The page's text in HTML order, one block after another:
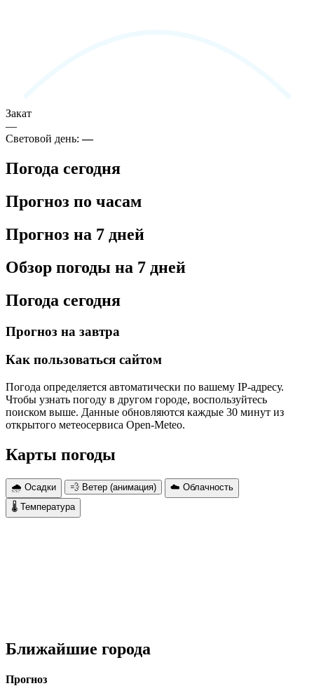
Закат
—
Световой день:—
Погода сегодня
Прогноз по часам
Прогноз на 7 дней
Обзор погоды на 7 дней
Погода сегодня
Прогноз на завтра
Как пользоваться сайтом
Погода определяется автоматически по вашему IP-адресу.
Чтобы узнать погоду в другом городе, воспользуйтесь
поиском выше. Данные обновляются каждые 30 минут из
открытого метеосервиса Open-Meteo.
Карты погоды
🌧 Осадки 💨 Ветер (анимация)
☁️ Облачность
🌡 Температура
Ближайшие города
Прогноз